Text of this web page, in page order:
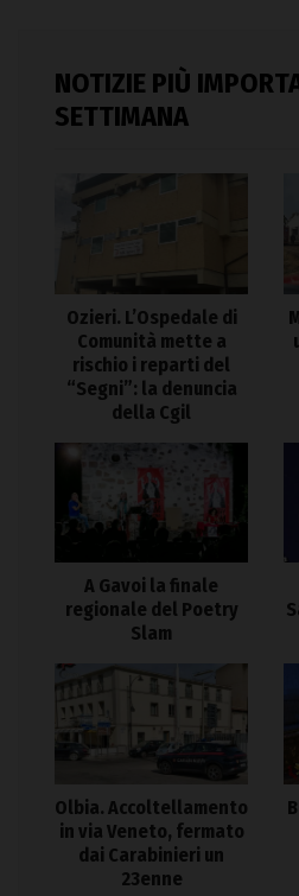
NOTIZIE PIÙ
SETTIMANA
Ozieri. L’Ospedale di
Comunità mette a
rischio i reparti del
“Segni”: la denuncia
della Cgil
A Gavoi la finale
regionale del Poetry
Slam
Olbia. Accoltellamento
in via Veneto, fermato
dai Carabinieri un
23enne